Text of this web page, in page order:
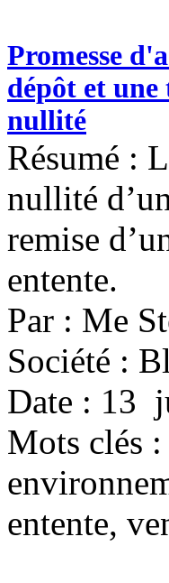
Promesse
dépôt et
nullité
Résumé :
nullité
remise
entente.
Par : Me
Société :
Date : 13
Mots clés :
entente,